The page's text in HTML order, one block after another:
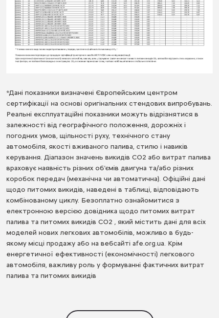
*Дані показники визначені Європейським центром
сертифікації на основі оригінальних стендових випробувань.
Реальні експлуатаційні показники можуть відрізнятися в
залежності від географічного положення, дорожніх і
погодних умов, щільності руху, технічного стану
автомобіля, якості вживаного палива, стилю і навиків
керування. Діапазон значень викидів СО2 або витрат палива
враховує наявність різних об'ємів двигуна та/або різних
коробок передач (механічна чи автоматична). Офіційні дані
щодо питомих викидів, наведені в таблиці, відповідають
комбінованому циклу. Безоплатно ознайомитися з
електронною версією довідника щодо питомих витрат
палива та питомих викидів CO2 , який містить дані для всіх
моделей нових легкових автомобілів, можливо в будь-
якому місці продажу або на вебсайтіafe.org.ua. Крім
енергетичної ефективності (економічності) легкового
автомобіля, важливу роль у формуванні фактичних витрат
палива та питомих викидів